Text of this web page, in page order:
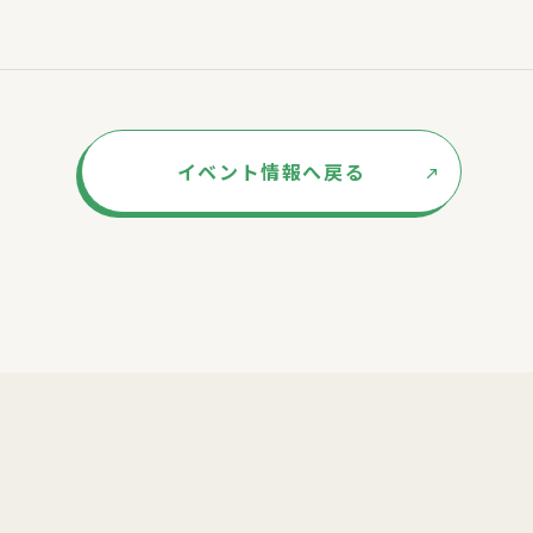
イベント情報へ戻る